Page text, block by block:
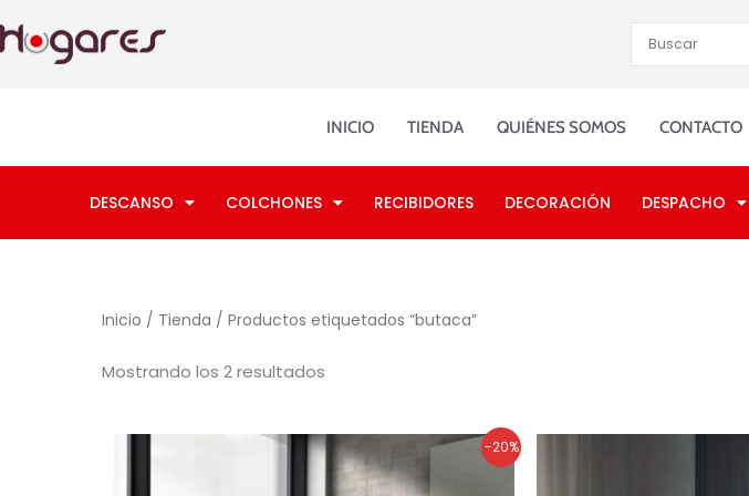
al
INICIO TIENDA QUIÉNES SOMOS CONTACTO
DESCANSO COLCHONES RECIBIDORES DECORACIÓN DESPACHO
Inicio / Tienda / Productos etiquetados “butaca”
Mostrando los 2 resultados
-20%
El El
precio
actual
El